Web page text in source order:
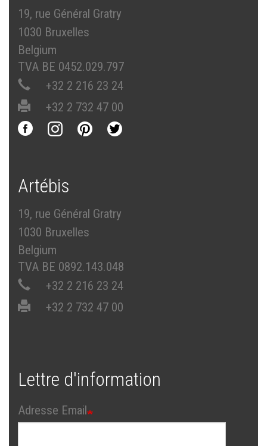
19, rue Général Gratry
1030 Bruxelles
Belgium
TVA BE 0452.029.797
+32 2 216 23 24
+32 2 732 47 00
Artébis
19, rue Général Gratry
1030 Bruxelles
Belgium
TVA BE 0892.143.048
+32 2 216 23 24
+32 2 732 47 00
Lettre d'information
Adresse Email